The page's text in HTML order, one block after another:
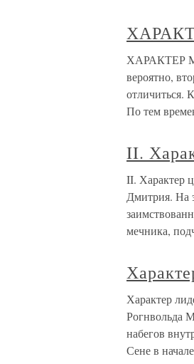
ХАРАКТЕР Мы
вероятно,
отличиться.
По тем
II.
II. Характер
Дмитрия. На
мечника,
Характер
Рогнвольда
набегов
Сене в